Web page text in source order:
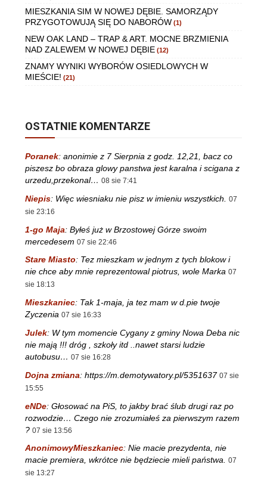
MIESZKANIA SIM W NOWEJ DĘBIE. SAMORZĄDY
PRZYGOTOWUJĄ SIĘ DO NABORÓW (1)
NEW OAK LAND – TRAP & ART. MOCNE BRZMIENIA
NAD ZALEWEM W NOWEJ DĘBIE (12)
ZNAMY WYNIKI WYBORÓW OSIEDLOWYCH W
MIEŚCIE! (21)
OSTATNIE KOMENTARZE
Poranek: anonimie z 7 Sierpnia z godz. 12,21, bacz co
piszesz bo obraza glowy panstwa jest karalna i scigana z
urzedu,przekonal… 08 sie 7:41
Niepis: Więc wiesniaku nie pisz w imieniu wszystkich.
07
sie 23:16
1-go Maja: Byłeś już w Brzostowej Górze swoim
mercedesem 07 sie 22:46
Stare Miasto: Tez mieszkam w jednym z tych blokow i
nie chce aby mnie reprezentowal piotrus, wole Marka 07
sie 18:13
Mieszkaniec: Tak 1-maja, ja tez mam w d.pie twoje
Zyczenia 07 sie 16:33
Julek: W tym momencie Cygany z gminy Nowa Deba nic
nie mają !!! dróg , szkoły itd ..nawet starsi ludzie
autobusu… 07 sie 16:28
Dojna zmiana: https://m.demotywatory.pl/5351637 07 sie
15:55
eNDe: Głosować na PiS, to jakby brać ślub drugi raz po
rozwodzie… Czego nie zrozumiałeś za pierwszym razem
? 07 sie 13:56
AnonimowyMieszkaniec: Nie macie prezydenta, nie
macie premiera, wkrótce nie będziecie mieli państwa. 07
sie 13:27